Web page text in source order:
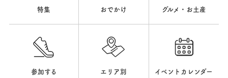
特集 おでかけ グルメ・お土産
参加する エリア別 イベントカレンダー